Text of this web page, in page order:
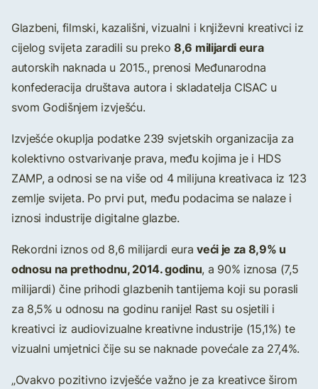
Glazbeni, filmski, kazališni, vizualni i književni kreativci iz
cijelog svijeta zaradili su preko8,6 milijardi eura
autorskih naknada u 2015., prenosi Međunarodna
konfederacija društava autora i skladatelja CISAC u
svom Godišnjem izvješću.
Izvješće okuplja podatke 239 svjetskih organizacija za
kolektivno ostvarivanje prava, među kojima je i HDS
ZAMP, a odnosi se na više od 4 milijuna kreativaca iz 123
zemlje svijeta. Po prvi put, među podacima se nalaze i
iznosi industrije digitalne glazbe.
Rekordni iznos od 8,6 milijardi euraveći je za 8,9% u
odnosu na prethodnu, 2014. godinu, a 90% iznosa (7,5
milijardi) čine prihodi glazbenih tantijema koji su porasli
za 8,5% u odnosu na godinu ranije! Rast su osjetili i
kreativci iz audiovizualne kreativne industrije (15,1%) te
vizualni umjetnici čije su se naknade povećale za 27,4%.
„Ovakvo pozitivno izvješće važno je za kreativce širom